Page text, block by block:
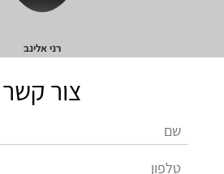
רני אלינב
צור קשר